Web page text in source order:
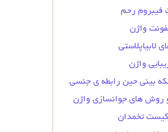
فیبروم رحم
واژن
لابیاپلاستی
واژن
بینی حین رابطه ی جنسی
روش های جوانسازی واژن
تخمدان